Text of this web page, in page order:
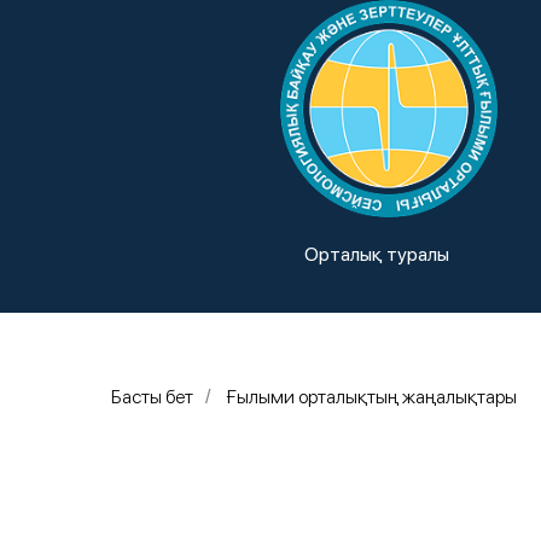
Орталық туралы
Басты бет / Ғылыми орталықтың жаңалықтары